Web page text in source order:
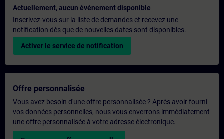
Actuellement, aucun événement disponible
Inscrivez-vous sur la liste de demandes et recevez une
notification dès que de nouvelles dates sont disponibles.
Activer le service de notification
Offre personnalisée
Vous avez besoin d'une offre personnalisée ? Après avoir fourni
vos données personnelles, nous vous enverrons immédiatement
une offre personnalisée à votre adresse électronique.